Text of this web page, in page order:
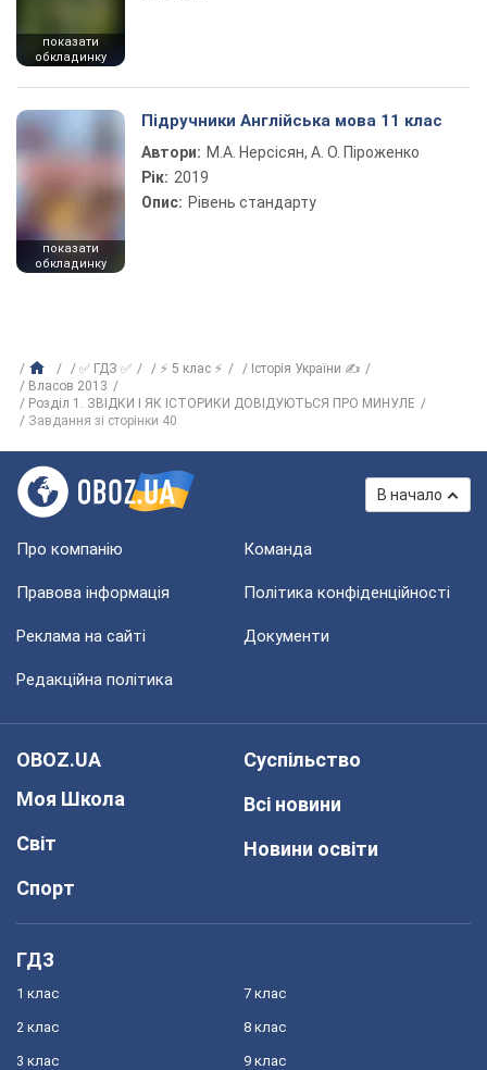
показати
обкладинку
показати
обкладинку
Підручники Англійська мова 11 клас
Автори: М.А. Нерсісян, А. О. Піроженко
Рік: 2019
Опис: Рівень стандарту
✅ ГДЗ ✅ ⚡ 5 клас ⚡
Історія України ✍
Власов 2013
Розділ 1. ЗВІДКИ І ЯК ІСТОРИКИ ДОВІДУЮТЬСЯ ПРО МИНУЛЕ
Завдання зі сторінки 40
В начало
Про компанію Команда
Правова інформація Політика конфіденційності
Реклама на сайті Документи
Редакційна політика
OBOZ.UA
Моя Школа
Світ
Спорт
Суспільство
Всі новини
Новини освіти
ГДЗ
1 клас
2 клас
3 клас
7 клас
8 клас
9 клас